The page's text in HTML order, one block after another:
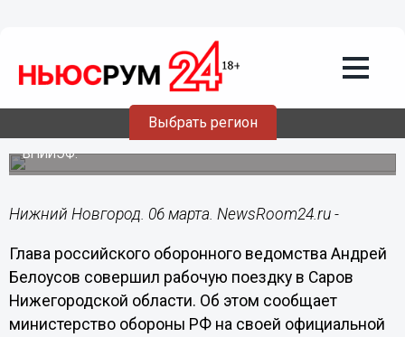
Выбрать регион
06.03.202522:11
Министр обороны РФ Андрей Белоусов
совершил рабочую поездку в Саров
Он посетил ряд структурных подразделений РФЯЦ -
ВНИИЭФ.
Нижний Новгород. 06 марта. NewsRoom24.ru -
Глава российского оборонного ведомства Андрей
Белоусов совершил рабочую поездку в Саров
Нижегородской области. Об этом сообщает
министерство обороны РФ на своей официальной